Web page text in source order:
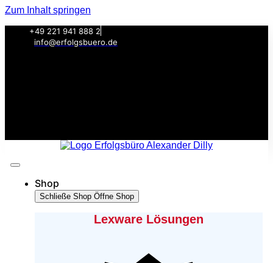
Zum Inhalt springen
+49 221 941 888 2
info@erfolgsbuero.de
Shop
Schließe Shop Öffne Shop
Lexware Lösungen